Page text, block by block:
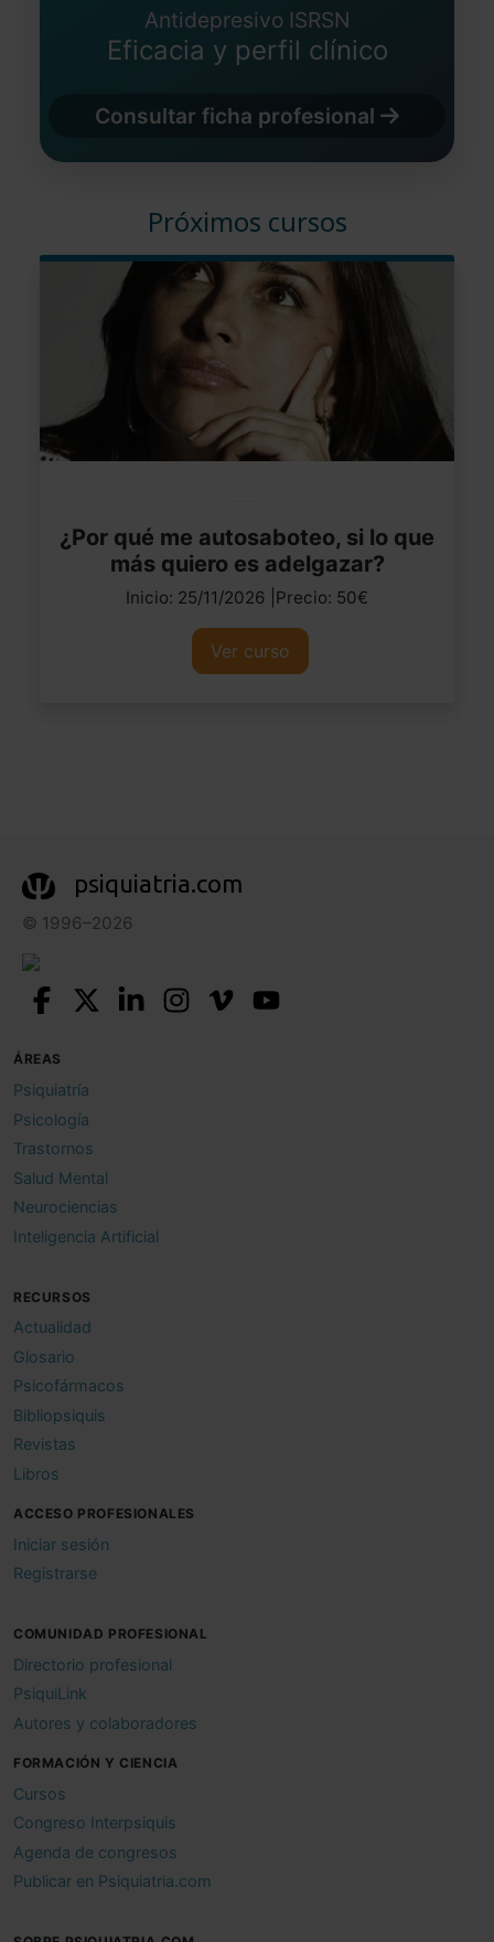
Antidepresivo ISRSN
Eficacia y perfil clínico
Consultar ficha profesional
Próximos cursos
¿Por qué me autosaboteo, si lo que
más quiero es adelgazar?
Inicio: 25/11/2026 |Precio: 50€
Ver curso
psiquiatria.com
© 1996–2026
ÁREAS
Psiquiatría
Psicología
Trastornos
Salud Mental
Neurociencias
Inteligencia Artificial
RECURSOS
Actualidad
Glosario
Psicofármacos
Bibliopsiquis
Revistas
Libros
ACCESO PROFESIONALES
Iniciar sesión
Registrarse
COMUNIDAD PROFESIONAL
Directorio profesional
PsiquiLink
Autores y colaboradores
FORMACIÓN Y CIENCIA
Cursos
Congreso Interpsiquis
Agenda de congresos
Publicar en Psiquiatria.com